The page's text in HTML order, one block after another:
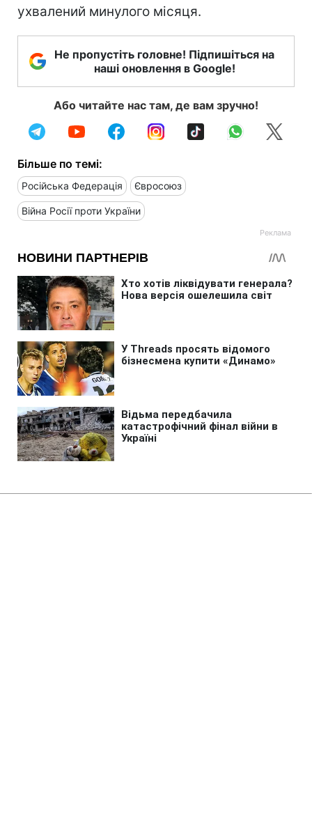
ухвалений минулого місяця.
Не пропустіть головне! Підпишіться на
наші оновлення в Google!
Або читайте нас там, де вам зручно!
Більше по темі:
Російська Федерація Євросоюз
Війна Росії проти України